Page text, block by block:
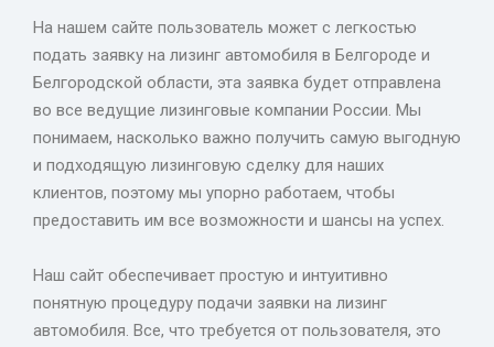
На нашем сайте пользователь может с легкостью
подать заявку на лизинг автомобиля в Белгороде и
Белгородской области, эта заявка будет отправлена
во все ведущие лизинговые компании России. Мы
понимаем, насколько важно получить самую выгодную
и подходящую лизинговую сделку для наших
клиентов, поэтому мы упорно работаем, чтобы
предоставить им все возможности и шансы на успех.
Наш сайт обеспечивает простую и интуитивно
понятную процедуру подачи заявки на лизинг
автомобиля. Все, что требуется от пользователя, это